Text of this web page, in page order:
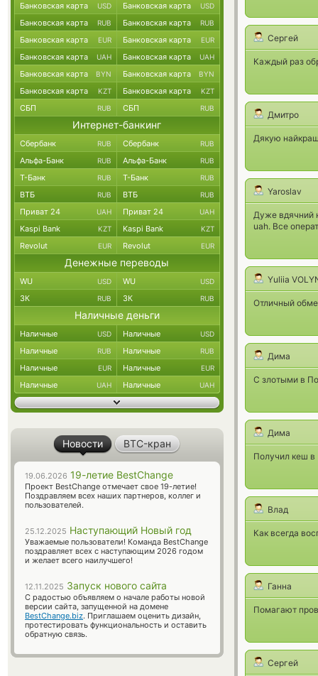
Сергей
Каждый раз
Дмитро
Дякую
Yaroslav
Дуже вдячний
uah. Все
Yuliia
Отличный
Дима
С злотыми в
Дима
Получил кеш
Влад
Как всегда
Ганна
Помагают
Сергей
Банковская карта USD Банковская карта USD
Банковская карта RUB Банковская карта RUB
Банковская карта EUR Банковская карта EUR
Банковская карта UAH Банковская карта UAH
Банковская карта BYN Банковская карта BYN
Банковская карта KZT Банковская карта KZT
СБП RUB СБП RUB
Интернет-банкинг
Сбербанк RUB Сбербанк RUB
Альфа-Банк RUB Альфа-Банк RUB
Т-Банк RUB Т-Банк RUB
ВТБ RUB ВТБ RUB
Приват 24 UAH Приват 24 UAH
Kaspi Bank KZT Kaspi Bank KZT
Revolut EUR Revolut EUR
Денежные переводы
WU USD WU USD
ЗК RUB ЗК RUB
Наличные деньги
Наличные USD Наличные USD
Наличные RUB Наличные RUB
Наличные EUR Наличные EUR
Наличные UAH Наличные UAH
Новости BTC-кран
19.06.2026 19-летие BestChange
Проект BestChange отмечает свое 19-летие!
Поздравляем всех наших партнеров, коллег и
пользователей.
25.12.2025 Наступающий Новый год
Уважаемые пользователи! Команда BestChange
поздравляет всех с наступающим 2026 годом
и желает всего наилучшего!
12.11.2025 Запуск нового сайта
С радостью объявляем о начале работы новой
версии сайта, запущенной на домене
BestChange.biz. Приглашаем оценить дизайн,
протестировать функциональность и оставить
обратную связь.